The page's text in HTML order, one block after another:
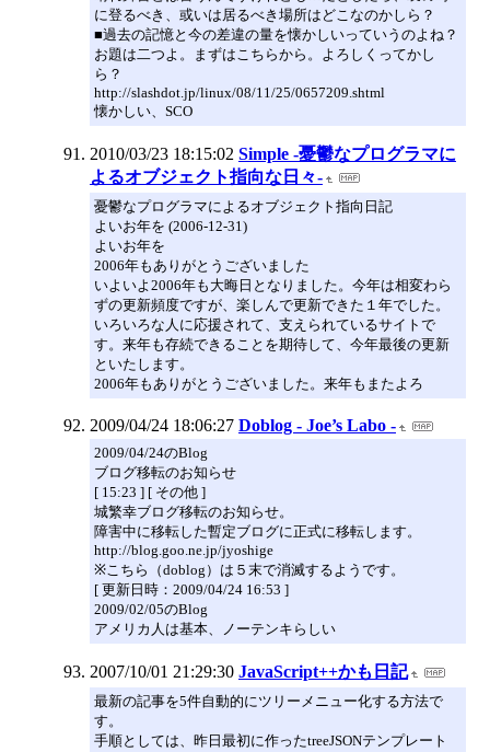
に登るべき、或いは居るべき場所はどこなのかしら？
■過去の記憶と今の差違の量を懐かしいっていうのよね？
お題は二つよ。まずはこちらから。よろしくってかし
ら？
http://slashdot.jp/linux/08/11/25/0657209.shtml
懐かしい、SCO
2010/03/23 18:15:02 Simple -憂鬱なプログラマに
よるオブジェクト指向な日々-
憂鬱なプログラマによるオブジェクト指向日記
よいお年を (2006-12-31)
よいお年を
2006年もありがとうございました
いよいよ2006年も大晦日となりました。今年は相変わら
ずの更新頻度ですが、楽しんで更新できた１年でした。
いろいろな人に応援されて、支えられているサイトで
す。来年も存続できることを期待して、今年最後の更新
といたします。
2006年もありがとうございました。来年もまたよろ
2009/04/24 18:06:27 Doblog - Joe’s Labo -
2009/04/24のBlog
ブログ移転のお知らせ
[ 15:23 ] [ その他 ]
城繁幸ブログ移転のお知らせ。
障害中に移転した暫定ブログに正式に移転します。
http://blog.goo.ne.jp/jyoshige
※こちら（doblog）は５末で消滅するようです。
[ 更新日時：2009/04/24 16:53 ]
2009/02/05のBlog
アメリカ人は基本、ノーテンキらしい
2007/10/01 21:29:30 JavaScript++かも日記
最新の記事を5件自動的にツリーメニュー化する方法で
す。
手順としては、昨日最初に作ったtreeJSONテンプレート